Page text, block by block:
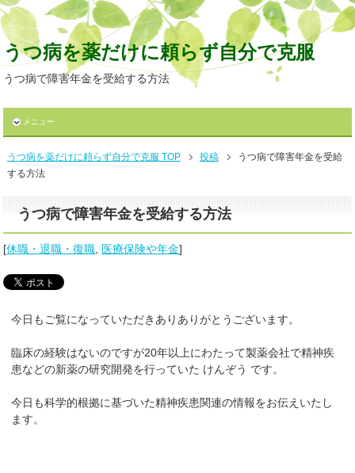
うつ病を薬だけに頼らず自分で克服
うつ病で障害年金を受給する方法
メニュー
うつ病を薬だけに頼らず自分で克服 TOP 投稿
うつ病で障害年金を受給
する方法
うつ病で障害年金を受給する方法
[休職・退職・復職 医療保険や年金]
今日もご覧になっていただきありありがとうございます。
臨床の経験はないのですが20年以上にわたって製薬会社で精神疾
患などの新薬の研究開発を行っていた けんぞう です。
今日も科学的根拠に基づいた精神疾患関連の情報をお伝えいたし
ます。